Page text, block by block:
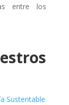
entre los
Sustentable